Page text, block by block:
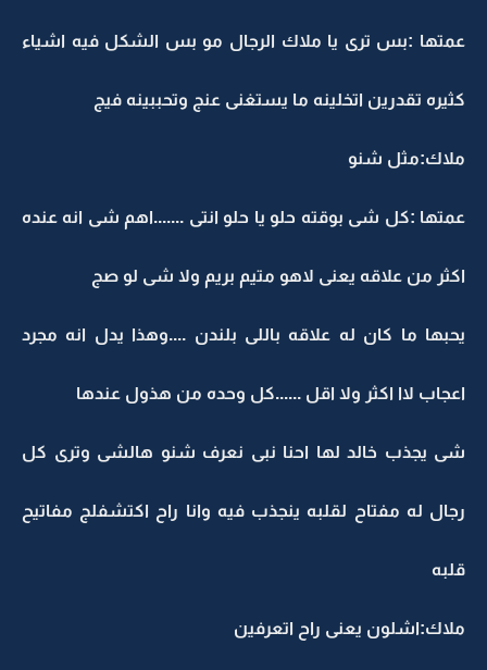
عمتها :بس ترى يا ملاك الرجال مو بس الشكل فيه اشياء
كثيره تقدرين اتخلينه ما يستغنى عنج وتحببينه فيج
ملاك:مثل شنو
عمتها :كل شى بوقته حلو يا حلو انتى .......اهم شى انه عنده
اكثر من علاقه يعنى لاهو متيم بريم ولا شى لو صج
يحبها ما كان له علاقه باللى بلندن ....وهذا يدل انه مجرد
اعجاب لاا اكثر ولا اقل ......كل وحده من هذول عندها
شى يجذب خالد لها احنا نبى نعرف شنو هالشى وترى كل
رجال له مفتاح لقلبه ينجذب فيه وانا راح اكتشفلج مفاتيح
قلبه
ملاك:اشلون يعنى راح اتعرفين